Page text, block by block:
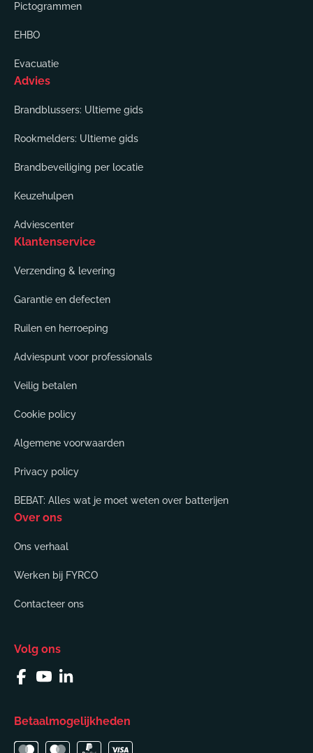
Pictogrammen
EHBO
Evacuatie
Advies
Brandblussers: Ultieme gids
Rookmelders: Ultieme gids
Brandbeveiliging per locatie
Keuzehulpen
Adviescenter
Klantenservice
Verzending & levering
Garantie en defecten
Ruilen en herroeping
Adviespunt voor professionals
Veilig betalen
Cookie policy
Algemene voorwaarden
Privacy policy
BEBAT: Alles wat je moet weten over batterijen
Over ons
Ons verhaal
Werken bij FYRCO
Contacteer ons
Volg ons
Facebook
YouTubeLinkedin
Betaalmogelijkheden